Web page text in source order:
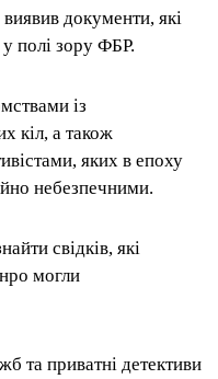
документи, які
полі зору ФБР.
із
кіл, а також
яких в епоху
небезпечними.
свідків, які
могли
та приватні детективи